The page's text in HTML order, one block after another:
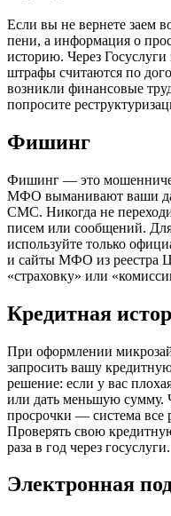
Если вы не вернете заем
пени, а информация о
историю. Через Госуслуги
штрафы считаются по
возникли финансовые
попросите
Фишинг
Фишинг — это
МФО выманивают ваши
СМС. Никогда не
писем или сообщений.
используйте только
и сайты МФО из реестра
«страховку» или
Кредитная
При оформлении
запросить вашу
решение: если у вас
или дать меньшую сумму.
просрочки — система все
Проверять свою
раза в год через госуслуги.
Электронная